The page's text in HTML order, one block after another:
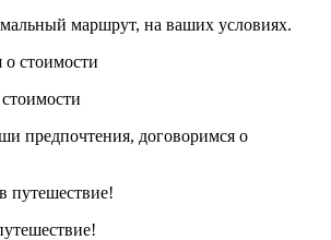
маршрут, на ваших условиях.
предпочтения, договоримся о